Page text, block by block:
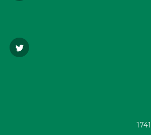
1741